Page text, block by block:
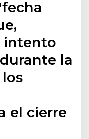
intento
la
el cierre